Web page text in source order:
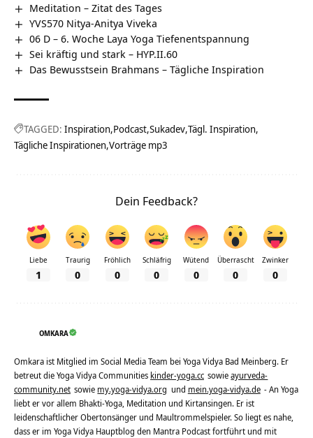
Meditation – Zitat des Tages
YVS570 Nitya-Anitya Viveka
06 D – 6. Woche Laya Yoga Tiefenentspannung
Sei kräftig und stark – HYP.II.60
Das Bewusstsein Brahmans – Tägliche Inspiration
TAGGED: Inspiration Podcast Sukadev Tägl. Inspiration
Tägliche Inspirationen Vorträge mp3
Dein Feedback?
Liebe
1
Traurig
0
Fröhlich
0
Schläfrig
0
Wütend
0
Überrascht
0
Zwinker
0
OMKARA
Omkara ist Mitglied im Social Media Team bei Yoga Vidya Bad Meinberg. Er
betreut die Yoga Vidya Communities kinder-yoga.cc sowieayurveda-
community.net sowie my.yoga-vidya.org und mein.yoga-vidya.de - An Yoga
liebt er vor allem Bhakti-Yoga, Meditation und Kirtansingen. Er ist
leidenschaftlicher Obertonsänger und Maultrommelspieler. So liegt es nahe,
dass er im Yoga Vidya Hauptblog den Mantra Podcast fortführt und mit